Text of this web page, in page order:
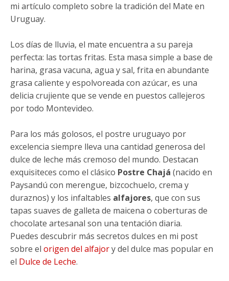
mi artículo completo sobre la tradición del Mate en
Uruguay.
Los días de lluvia, el mate encuentra a su pareja
perfecta: las tortas fritas. Esta masa simple a base de
harina, grasa vacuna, agua y sal, frita en abundante
grasa caliente y espolvoreada con azúcar, es una
delicia crujiente que se vende en puestos callejeros
por todo Montevideo.
Para los más golosos, el postre uruguayo por
excelencia siempre lleva una cantidad generosa del
dulce de leche más cremoso del mundo. Destacan
exquisiteces como el clásico Postre Chajá (nacido en
Paysandú con merengue, bizcochuelo, crema y
duraznos) y los infaltables alfajores, que con sus
tapas suaves de galleta de maicena o coberturas de
chocolate artesanal son una tentación diaria.
Puedes descubrir más secretos dulces en mi post
sobre el origen del alfajory del dulce mas popular en
el Dulce de Leche.